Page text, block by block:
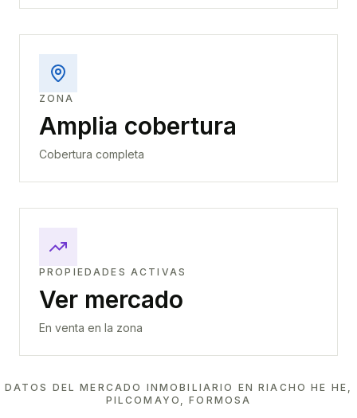
ZONA
Amplia cobertura
Cobertura completa
PROPIEDADES ACTIVAS
Ver mercado
En venta en la zona
DATOS DEL MERCADO INMOBILIARIO ENRIACHO HE HE,
PILCOMAYO, FORMOSA